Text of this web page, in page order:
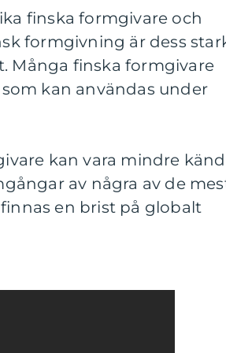
finska formgivare och
formgivning är dess
Många finska formgivare
kan användas under
kan vara mindre
av några av de
en brist på globalt